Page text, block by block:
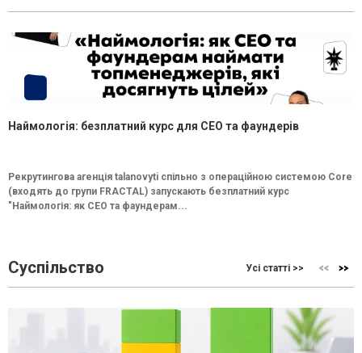
Наймологія: безплатний курс для CEO та фаундерів
Рекрутингова агенція talanovyti спільно з операційною системою Core
(входять до групи FRACTAL) запускають безплатний курс
"Наймологія: як СEO та фаундерам...
Суспільство Усі статті >>